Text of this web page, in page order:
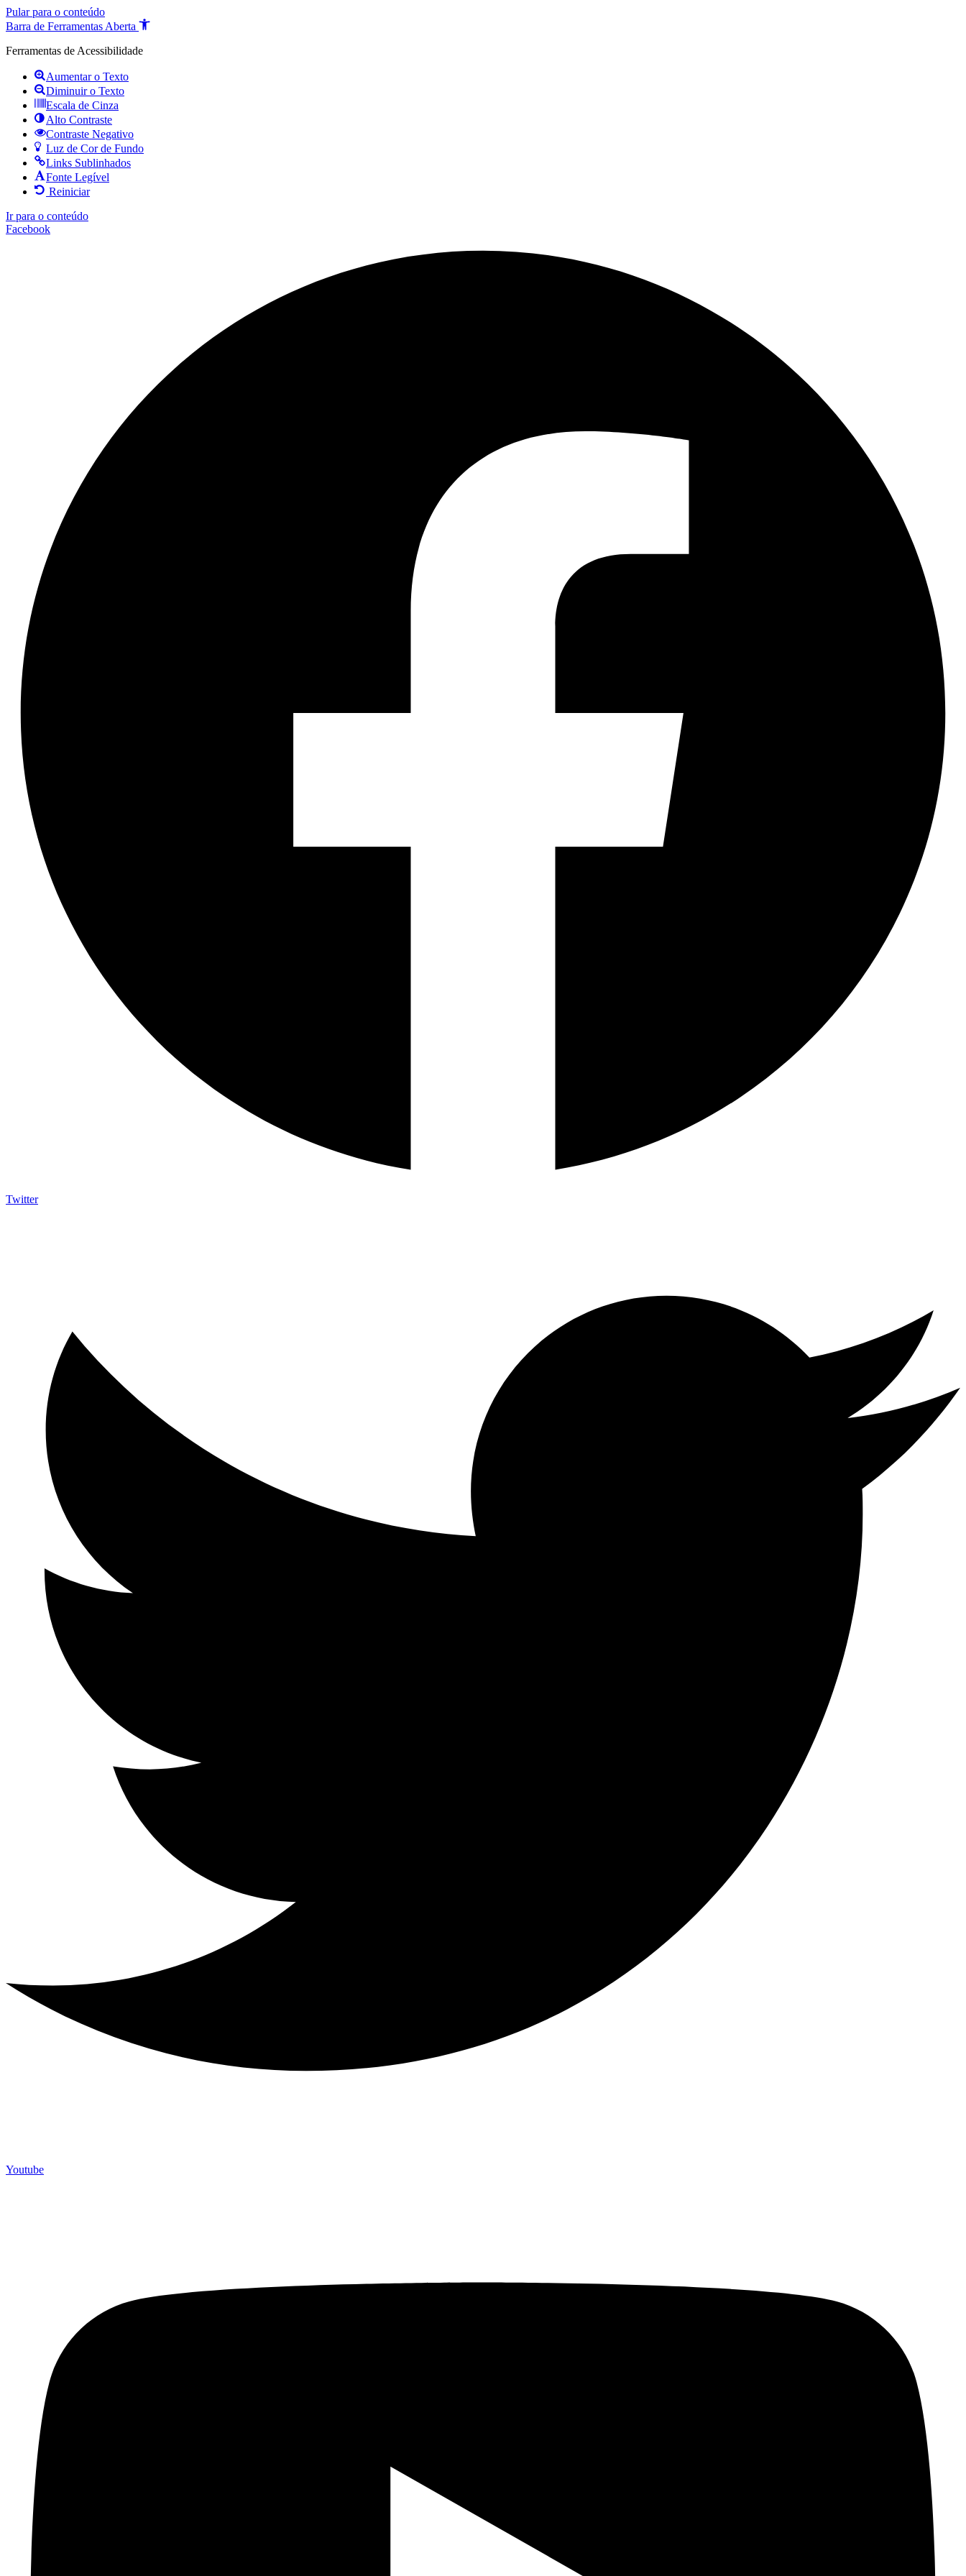
Pular para o conteúdo
Barra de Ferramentas Aberta
Ferramentas de Acessibilidade
Aumentar o Texto
Diminuir o Texto
Escala de Cinza
Alto Contraste
Contraste Negativo
Luz de Cor de Fundo
Links Sublinhados
Fonte Legível
Reiniciar
Ir para o conteúdo
Facebook
Twitter
Youtube